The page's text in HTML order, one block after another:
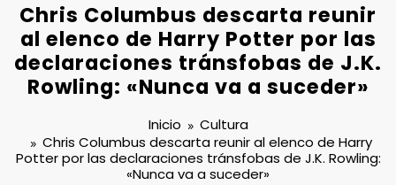
Chris Columbus descarta reunir
al elenco de Harry Potter por las
declaraciones tránsfobas de J.K.
Rowling: «Nunca va a suceder»
Inicio
Cultura
Chris Columbus descarta reunir al elenco de Harry
Potter por las declaraciones tránsfobas de J.K. Rowling:
«Nunca va a suceder»